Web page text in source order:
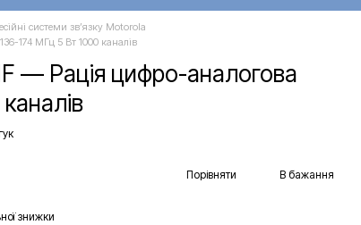
системи звʼязку Motorola
174 МГц 5 Вт 1000 каналів
— Рація цифро-аналогова
Порівняти В бажання
знижки